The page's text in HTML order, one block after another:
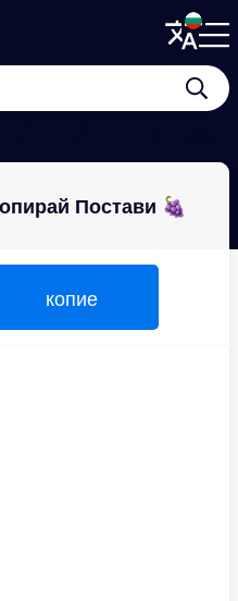
Постави 🍇
копие